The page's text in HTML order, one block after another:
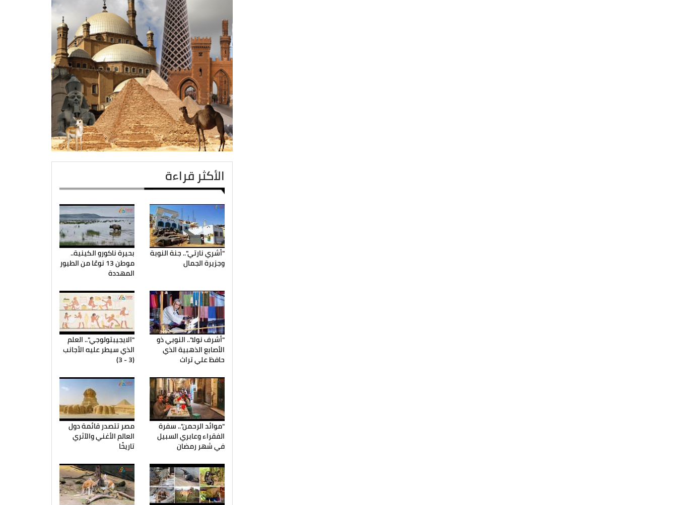
الأكثر قراءة
"أشري نارتي".. جنة النوبة
وجزيرة الجمال
بحيرة ناكورو الكينية..
موطن 13 نوعًا من الطيور
المهددة
"أشرف نولا".. النوبي ذو
الأصابع الذهبية الذي
حافظ علي تراث
"الايجيبتولوجي".. العلم
الذي سيطر عليه الأجانب
(3 - 3)
"موائد الرحمن".. سفرة
الفقراء وعابري السبيل
في شهر رمضان
مصر تتصدر قائمة دول
العالم الأغني والآثري
تاريخًا